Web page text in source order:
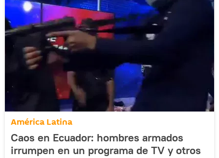
América Latina
Caos en Ecuador: hombres armados
irrumpen en un programa de TV y otros